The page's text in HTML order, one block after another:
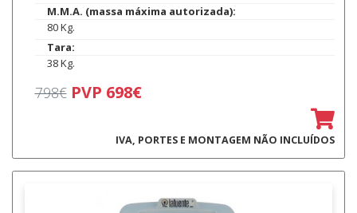
M.M.A. (massa máxima autorizada):
80 Kg.
Tara:
38 Kg.
798€PVP 698€
IVA, PORTES E MONTAGEM NÃO INCLUÍDOS